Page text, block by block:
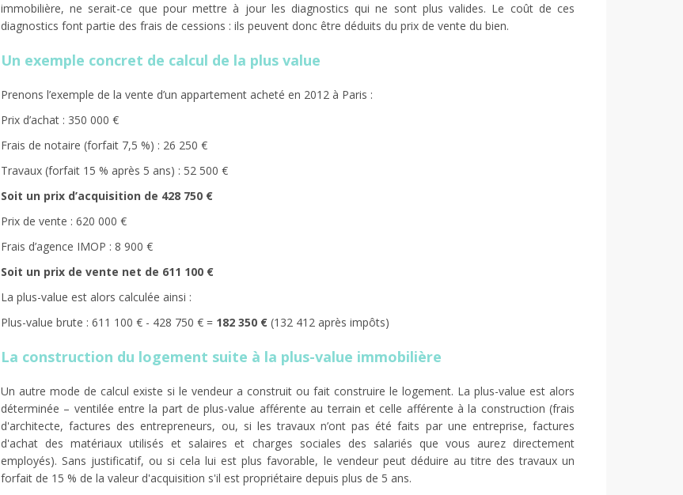
immobilière, ne serait-ce que pour mettre à jour les diagnostics qui ne sont plus valides. Le coût de ces
diagnostics font partie des frais de cessions : ils peuvent donc être déduits du prix de vente du bien.
Un exemple concret de calcul de la plus value
Prenons l’exemple de la vente d’un appartement acheté en 2012 à Paris :
Prix d’achat : 350 000 €
Frais de notaire (forfait 7,5 %) : 26 250 €
Travaux (forfait 15 % après 5 ans) : 52 500 €
Soit un prix d’acquisition de 428 750 €
Prix de vente : 620 000 €
Frais d’agence IMOP : 8 900 €
Soit un prix de vente net de 611 100 €
La plus-value est alors calculée ainsi :
Plus-value brute : 611 100 € - 428 750 € = 182 350 € (132 412 après impôts)
La construction du logement suite à la plus-value immobilière
Un autre mode de calcul existe si le vendeur a construit ou fait construire le logement. La plus-value est alors
déterminée – ventilée entre la part de plus-value afférente au terrain et celle afférente à la construction (frais
d'architecte, factures des entrepreneurs, ou, si les travaux n’ont pas été faits par une entreprise, factures
d'achat des matériaux utilisés et salaires et charges sociales des salariés que vous aurez directement
employés). Sans justificatif, ou si cela lui est plus favorable, le vendeur peut déduire au titre des travaux un
forfait de 15 % de la valeur d'acquisition s'il est propriétaire depuis plus de 5 ans.